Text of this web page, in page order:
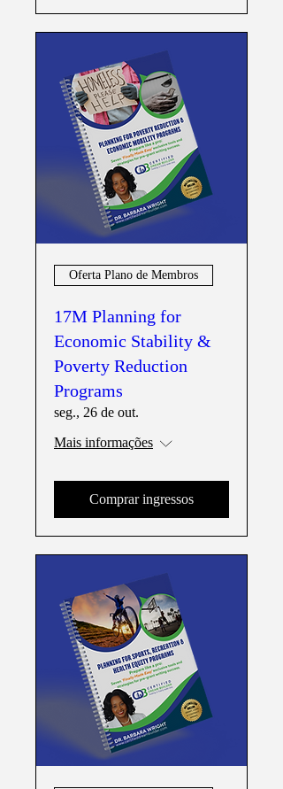
Oferta Plano de Membros
17M Planning for
Economic Stability &
Poverty Reduction
Programs
seg., 26 de out.
Mais informações
Comprar ingressos